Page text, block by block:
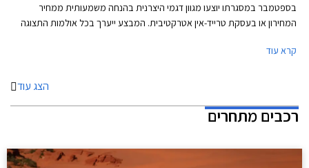
בספטמבר במסגרתו יוצעו מגוון דגמי היצרנית בהנחה משמעותית ממחיר
המחירון או בעסקת טרייד-אין אטרקטיבית. המבצע ייערך בכל אולמות התצוגה
קרא עוד
הצג עוד
רכבים מתחרים